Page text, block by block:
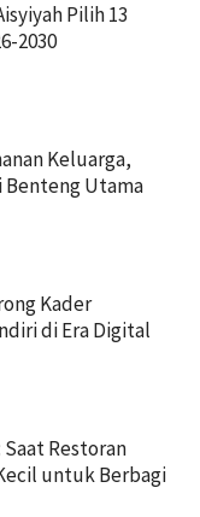
Pilih 13
2030
Keluarga,
Benteng Utama
Kader
di Era Digital
Saat Restoran
untuk Berbagi